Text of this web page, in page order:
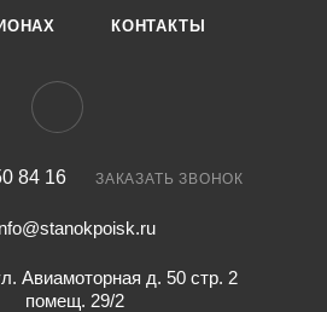
КОНТАКТЫ
84 16 ЗАКАЗАТЬ ЗВОНОК
Авиамоторная д. 50 стр. 2
помещ. 29/2